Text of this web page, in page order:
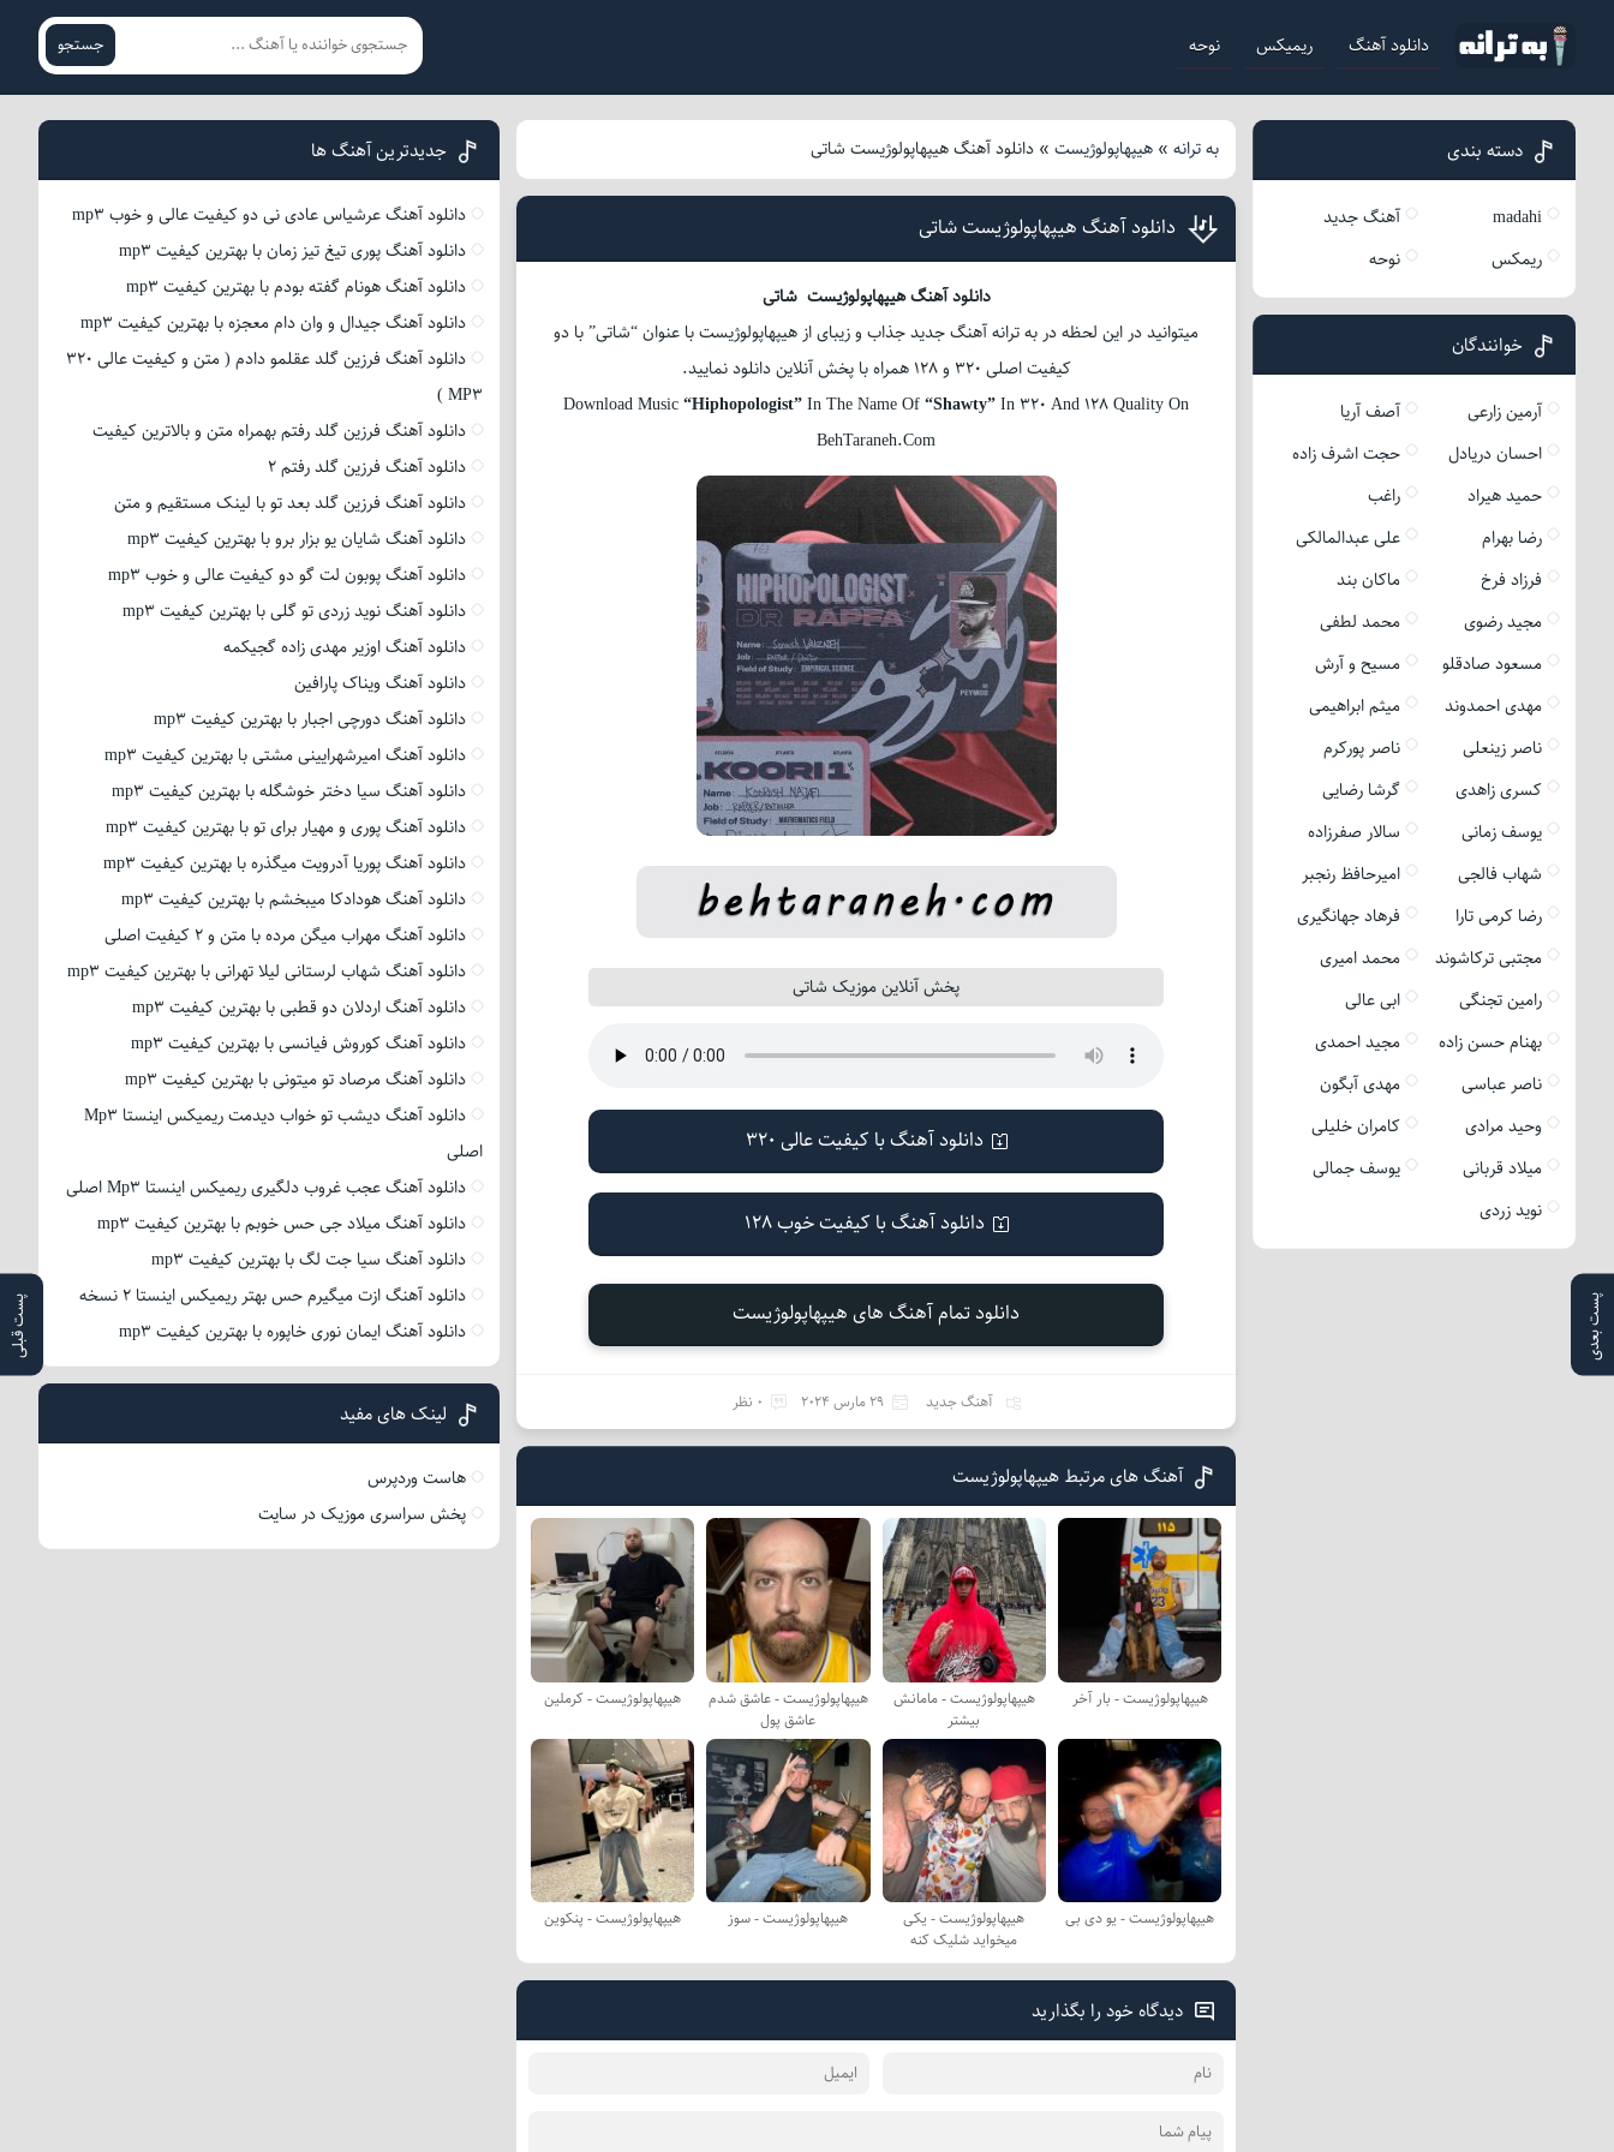
دانلود آهنگ ریمیکس نوحه جستجو
به ترانه» هیپهاپولوژیست» دانلود آهنگ هیپهاپولوژیست شاتی
پست بعدی پست قبلی
دانلود آهنگ هیپهاپولوژیست شاتی
دانلود آهنگ هیپهاپولوژیست شاتی
میتوانید در این لحظه در به ترانه آهنگ جدید جذاب و زیبای از هیپهاپولوژیست با عنوان “شاتی” با دو
کیفیت اصلی 320 و 128 همراه با پخش آنلاین دانلود نمایید.
Download Music“Hiphopologist”In The Name Of“Shawty”In 320 And 128 Quality On
BehTaraneh.Com
پخش آنلاین موزیک شاتی
دانلود آهنگ با کیفیت عالی 320
دانلود آهنگ با کیفیت خوب 128
دانلود تمام آهنگ های هیپهاپولوژیست
آهنگ جدید 29 مارس 2024 0 نظر
آهنگ های مرتبط هیپهاپولوژیست
هیپهاپولوژیست - بار آخر
هیپهاپولوژیست - مامانش
بیشتر
هیپهاپولوژیست - عاشق شدم
عاشق پول
هیپهاپولوژیست - کرملین
هیپهاپولوژیست - یو دی بی
هیپهاپولوژیست - یکی
میخواید شلیک کنه
هیپهاپولوژیست - سوز هیپهاپولوژیست - پنکوین
دیدگاه خود را بگذارید
دسته بندی
madahi
آهنگ جدید
ریمکس
نوحه
خوانندگان
آرمین زارعی
آصف آریا
احسان دریادل
حجت اشرف زاده
حمید هیراد
راغب
رضا بهرام
علی عبدالمالکی
فرزاد فرخ
ماکان بند
مجید رضوی
محمد لطفی
مسعود صادقلو
مسیح و آرش
مهدی احمدوند
میثم ابراهیمی
ناصر زینعلی
ناصر پورکرم
کسری زاهدی
گرشا رضایی
یوسف زمانی
سالار صفرزاده
شهاب فالجی
امیرحافظ رنجبر
رضا کرمی تارا
فرهاد جهانگیری
مجتبی ترکاشوند
محمد امیری
رامین تجنگی
ابی عالی
بهنام حسن زاده
مجید احمدی
ناصر عباسی
مهدی آبگون
وحید مرادی
کامران خلیلی
میلاد قربانی
یوسف جمالی
نوید زردی
جدیدترین آهنگ ها
دانلود آهنگ عرشیاس عادی نی دو کیفیت عالی و خوب mp3
دانلود آهنگ پوری تیغ تیز زمان با بهترین کیفیت mp3
دانلود آهنگ هونام گفته بودم با بهترین کیفیت mp3
دانلود آهنگ جیدال و وان دام معجزه با بهترین کیفیت mp3
دانلود آهنگ فرزین گلد عقلمو دادم ( متن و کیفیت عالی 320
MP3 )
دانلود آهنگ فرزین گلد رفتم بهمراه متن و بالاترین کیفیت
دانلود آهنگ فرزین گلد رفتم 2
دانلود آهنگ فرزین گلد بعد تو با لینک مستقیم و متن
دانلود آهنگ شایان یو بزار برو با بهترین کیفیت mp3
دانلود آهنگ پوبون لت گو دو کیفیت عالی و خوب mp3
دانلود آهنگ نوید زردی تو گلی با بهترین کیفیت mp3
دانلود آهنگ اوزیر مهدی زاده گجیکمه
دانلود آهنگ ویناک پارافین
دانلود آهنگ دورچی اجبار با بهترین کیفیت mp3
دانلود آهنگ امیرشهرایینی مشتی با بهترین کیفیت mp3
دانلود آهنگ سیا دختر خوشگله با بهترین کیفیت mp3
دانلود آهنگ پوری و مهیار برای تو با بهترین کیفیت mp3
دانلود آهنگ پوریا آدرویت میگذره با بهترین کیفیت mp3
دانلود آهنگ هودادکا میبخشم با بهترین کیفیت mp3
دانلود آهنگ مهراب میگن مرده با متن و 2 کیفیت اصلی
دانلود آهنگ شهاب لرستانی لیلا تهرانی با بهترین کیفیت mp3
دانلود آهنگ اردلان دو قطبی با بهترین کیفیت mp3
دانلود آهنگ کوروش فیانسی با بهترین کیفیت mp3
دانلود آهنگ مرصاد تو میتونی با بهترین کیفیت mp3
دانلود آهنگ دیشب تو خواب دیدمت ریمیکس اینستا Mp3
اصلی
دانلود آهنگ عجب غروب دلگیری ریمیکس اینستا Mp3 اصلی
دانلود آهنگ میلاد جی حس خوبم با بهترین کیفیت mp3
دانلود آهنگ سیا جت لگ با بهترین کیفیت mp3
دانلود آهنگ ازت میگیرم حس بهتر ریمیکس اینستا 2 نسخه
دانلود آهنگ ایمان نوری خاپوره با بهترین کیفیت mp3
لینک های مفید
هاست وردپرس
پخش سراسری موزیک در سایت